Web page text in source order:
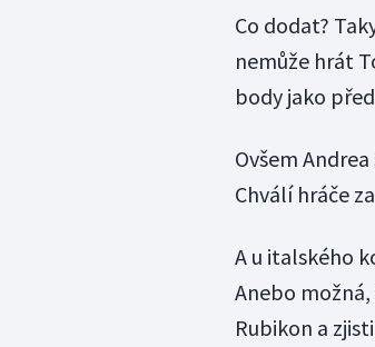
Co dodat?
nemůže hrát
body jako
Ovšem
Chválí hráče
A u italského
Anebo
Rubikon a